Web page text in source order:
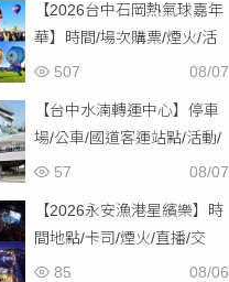
【2026台中石岡熱氣球嘉年
華】時間/場次購票/煙火/活
動/交通，土牛運動公園登08/07
507
【台中水湳轉運中心】停車
場/公車/國道客運站點/活動/
交通，啟用免費停車！ 08/07
57
【2026永安漁港星繽樂】時
間地點/卡司/煙火/直播/交
通，免費入場！
08/06
85